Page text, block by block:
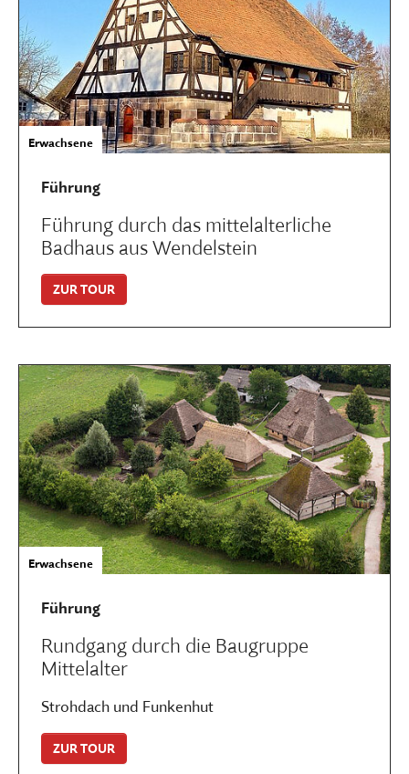
Erwachsene
Führung
Führung durch das mittelalterliche
Badhaus aus Wendelstein
ZUR TOUR
Erwachsene
Führung
Rundgang durch die Baugruppe
Mittelalter
Strohdach und Funkenhut
ZUR TOUR